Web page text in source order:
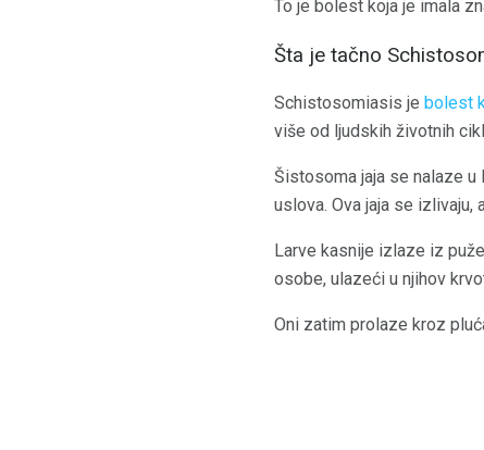
To je bolest koja je imala
Šta je tačno
Schistosomiasis je bolest
više od ljudskih životnih
Šistosoma jaja se nalaze u
uslova. Ova jaja se
Larve kasnije izlaze iz
osobe, ulazeći u njihov
Oni zatim prolaze kroz